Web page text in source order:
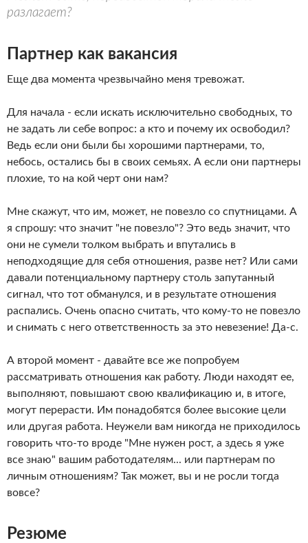
разлагает?
Партнер как вакансия
Еще два момента чрезвычайно меня тревожат.
Для начала - если искать исключительно свободных, то
не задать ли себе вопрос: а кто и почему их освободил?
Ведь если они были бы хорошими партнерами, то,
небось, остались бы в своих семьях. А если они партнеры
плохие, то на кой черт они нам?
Мне скажут, что им, может, не повезло со спутницами. А
я спрошу: что значит "не повезло"? Это ведь значит, что
они не сумели толком выбрать и впутались в
неподходящие для себя отношения, разве нет? Или сами
давали потенциальному партнеру столь запутанный
сигнал, что тот обманулся, и в результате отношения
распались. Очень опасно считать, что кому-то не повезло
и снимать с него ответственность за это невезение! Да-с.
А второй момент - давайте все же попробуем
рассматривать отношения как работу. Люди находят ее,
выполняют, повышают свою квалификацию и, в итоге,
могут перерасти. Им понадобятся более высокие цели
или другая работа. Неужели вам никогда не приходилось
говорить что-то вроде "Мне нужен рост, а здесь я уже
все знаю" вашим работодателям... или партнерам по
личным отношениям? Так может, вы и не росли тогда
вовсе?
Резюме